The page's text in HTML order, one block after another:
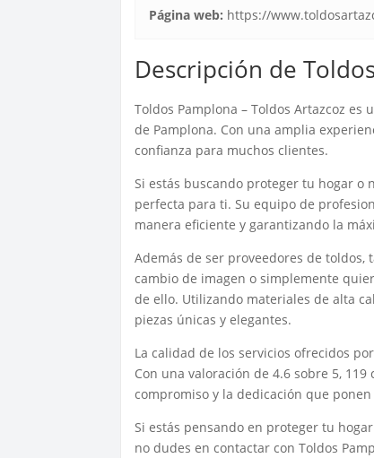
Página web: https://
Descripción de
Toldos Pamplona – Toldos Artazcoz
de Pamplona. Con una amplia
confianza para muchos clientes.
Si estás buscando proteger tu hogar o
perfecta para ti. Su equipo de
manera eficiente y garantizando la
Además de ser proveedores de
cambio de imagen o simplemente
de ello. Utilizando materiales de alta
piezas únicas y elegantes.
La calidad de los servicios ofrecidos
Con una valoración de 4.6 sobre 5,
compromiso y la dedicación que
Si estás pensando en proteger tu
no dudes en contactar con Toldos